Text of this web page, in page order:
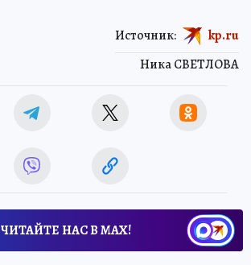
Ника СВЕТЛОВА
Источник: kp.ru
ЧИТАЙТЕ НАС В МАХ!